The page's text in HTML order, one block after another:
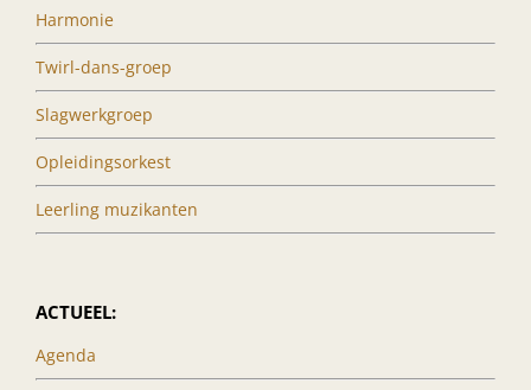
Harmonie
Twirl-dans-groep
Slagwerkgroep
Opleidingsorkest
Leerling muzikanten
ACTUEEL:
Agenda